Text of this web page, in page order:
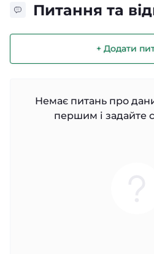
Питання та
+ Додати
Немає питань про
першим і задайте